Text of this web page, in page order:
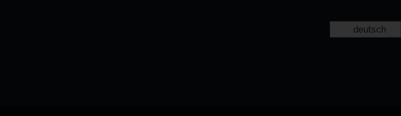
deutsch